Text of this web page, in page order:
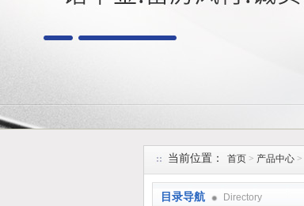
安徽久跃仪表有限公司
当前位置： 首页 > 产品中心 >
目录导航 Directory